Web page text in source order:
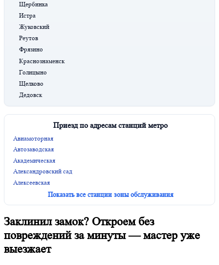
Щербинка
Истра
Жуковский
Реутов
Фрязино
Краснознаменск
Голицыно
Щелково
Дедовск
Приезд по адресам станций метро
Авиамоторная
Автозаводская
Академическая
Александровский сад
Алексеевская
Показать все станции зоны обслуживания
Заклинил замок? Откроем без
повреждений за минуты — мастер уже
выезжает